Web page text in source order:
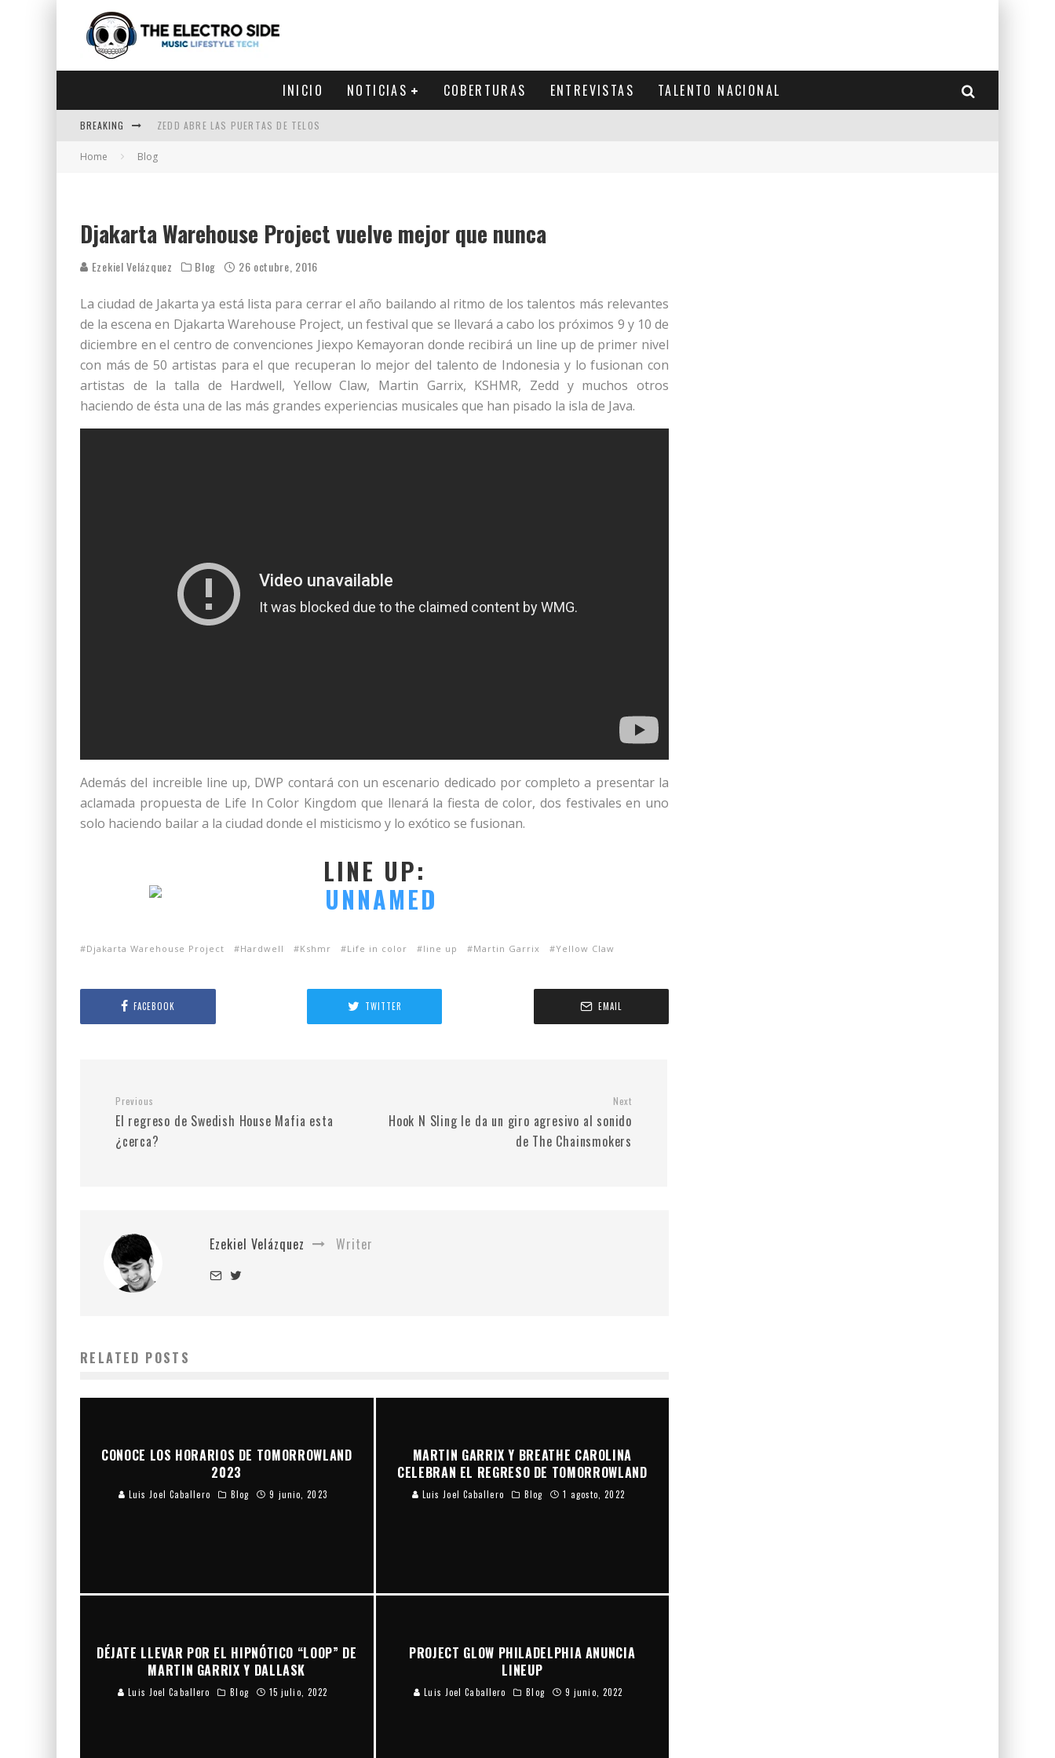
INICIO NOTICIAS COBERTURAS ENTREVISTAS TALENTO NACIONAL
BREAKING ZEDD ABRE LAS PUERTAS DE TELOS
ZEDD IN THE PARK VUELVE A LA
Home Blog
Djakarta Warehouse Project vuelve mejor que nunca
Ezekiel Velázquez Blog 26 octubre, 2016
La ciudad de Jakarta ya está lista para cerrar el año bailando al ritmo de los talentos más relevantes
de la escena en Djakarta Warehouse Project, un festival que se llevará a cabo los próximos 9 y 10 de
diciembre en el centro de convenciones Jiexpo Kemayoran donde recibirá un line up de primer nivel
con más de 50 artistas para el que recuperan lo mejor del talento de Indonesia y lo fusionan con
artistas de la talla de Hardwell, Yellow Claw, Martin Garrix, KSHMR, Zedd y muchos otros
haciendo de ésta una de las más grandes experiencias musicales que han pisado la isla de Java.
Además del increible line up, DWP contará con un escenario dedicado por completo a presentar la
aclamada propuesta de Life In Color Kingdom que llenará la fiesta de color, dos festivales en uno
solo haciendo bailar a la ciudad donde el misticismo y lo exótico se fusionan.
LINE UP:
Djakarta Warehouse Project Hardwell Kshmr Life in color line up Martin Garrix Yellow Claw
FACEBOOK TWITTER EMAIL
Previous
El regreso de Swedish House Mafia esta
¿cerca?
Next
Hook N Sling le da un giro agresivo al sonido
de The Chainsmokers
Ezekiel Velázquez Writer
RELATED POSTS
CONOCE LOS HORARIOS DE TOMORROWLAND
2023
Luis Joel Caballero Blog 9 junio, 2023
MARTIN GARRIX Y BREATHE CAROLINA
CELEBRAN EL REGRESO DE TOMORROWLAND
Luis Joel Caballero Blog 1 agosto, 2022
DÉJATE LLEVAR POR EL HIPNÓTICO “LOOP” DE
MARTIN GARRIX Y DALLASK
Luis Joel Caballero Blog 15 julio, 2022
PROJECT GLOW PHILADELPHIA ANUNCIA
LINEUP
Luis Joel Caballero Blog 9 junio, 2022